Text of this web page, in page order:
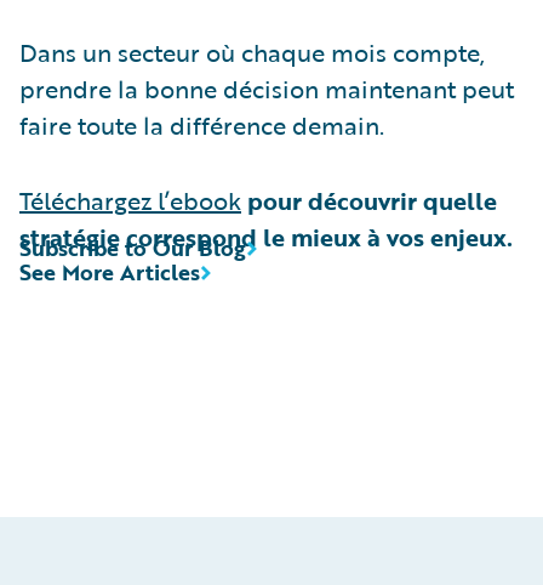
Dans un secteur où chaque mois compte,
prendre la bonne décision maintenant peut
faire toute la différence demain.
Téléchargez l’ebook pour découvrir quelle
stratégie correspond le mieux à vos enjeux.
See More Articles
Subscribe to Our Blog